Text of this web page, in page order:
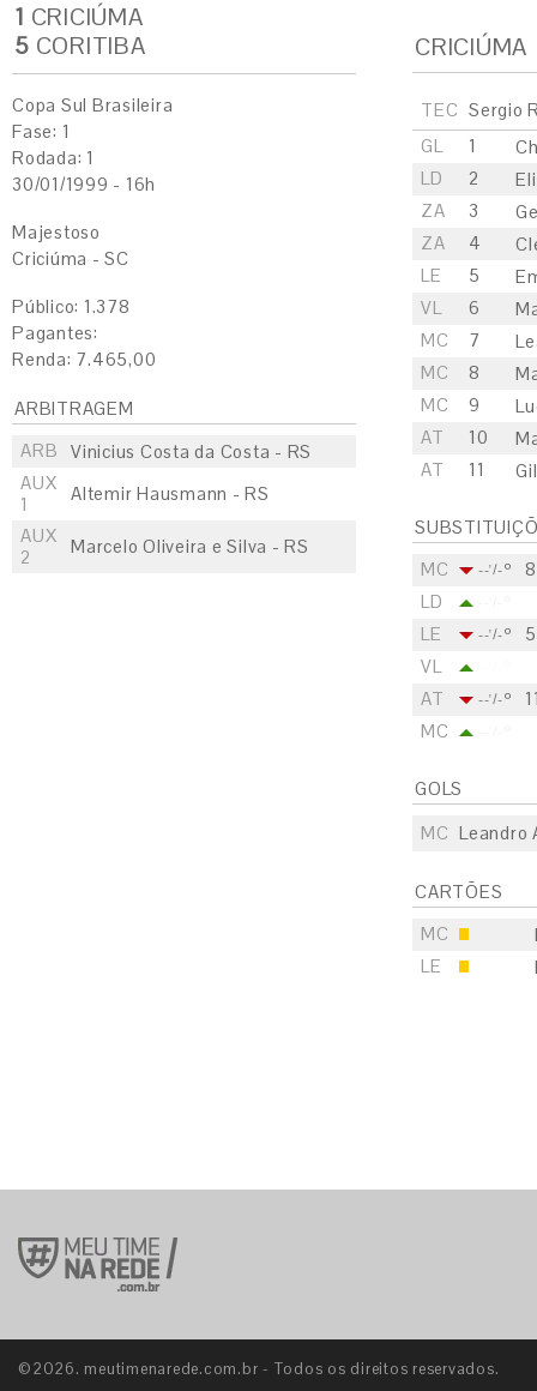
1 CRICIÚMA
5 CORITIBA
Copa Sul Brasileira
Fase: 1
Rodada: 1
30/01/1999 - 16h
Majestoso
Criciúma - SC
Público: 1.378
Pagantes:
Renda: 7.465,00
ARBITRAGEM
ARB
Vinicius Costa da Costa - RS
AUX
1
Altemir Hausmann - RS
AUX
2
Marcelo Oliveira e Silva - RS
CRICIÚMA
TEC Sergio
GL
1
LD
2
ZA
3
ZA
4
LE
5
VL
6
MC
7
MC
8
MC
9
AT
10
AT
11
MC
--'/-º
8
LD
LE --'/-º
5
VL
AT --'/-º
MC
GOLS
MC Leandro
CARTÕES
MC
LE
©2026. meutimenarede.com.br - Todos os direitos reservados.